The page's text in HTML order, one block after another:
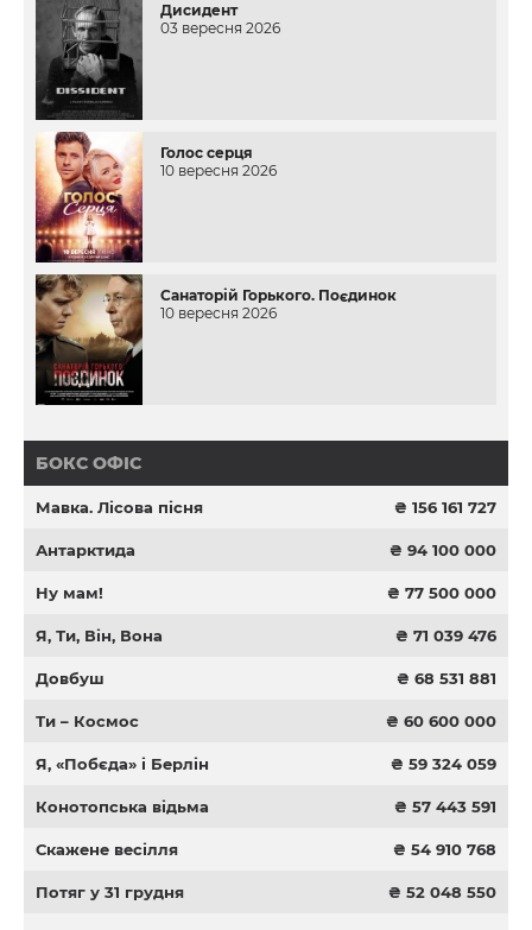
Дисидент
03 вересня 2026
Голос серця
10 вересня 2026
Санаторій Горького. Поєдинок
10 вересня 2026
БОКС ОФІС
Мавка. Лісова пісня ₴ 156 161 727
Антарктида ₴ 94 100 000
Ну мам! ₴ 77 500 000
Я, Ти, Він, Вона ₴ 71 039 476
Довбуш ₴ 68 531 881
Ти – Космос ₴ 60 600 000
Я, «Побєда» і Берлін ₴ 59 324 059
Конотопська відьма ₴ 57 443 591
Скажене весілля ₴ 54 910 768
Потяг у 31 грудня ₴ 52 048 550